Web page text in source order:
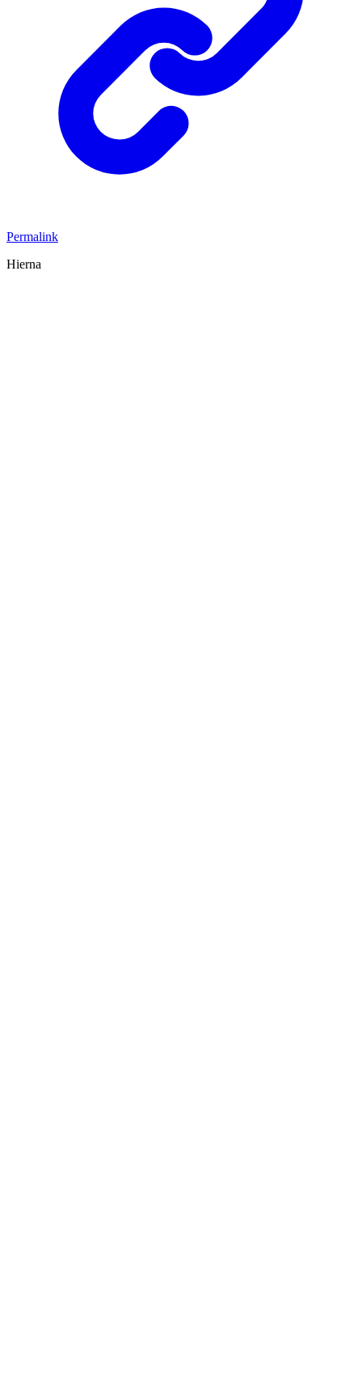
Permalink
Hierna